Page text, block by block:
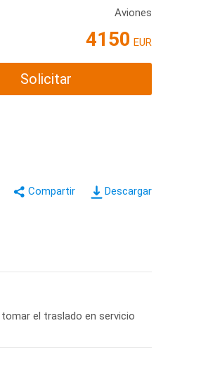
Aviones
4150 EUR
Solicitar
Descargar
el traslado en servicio